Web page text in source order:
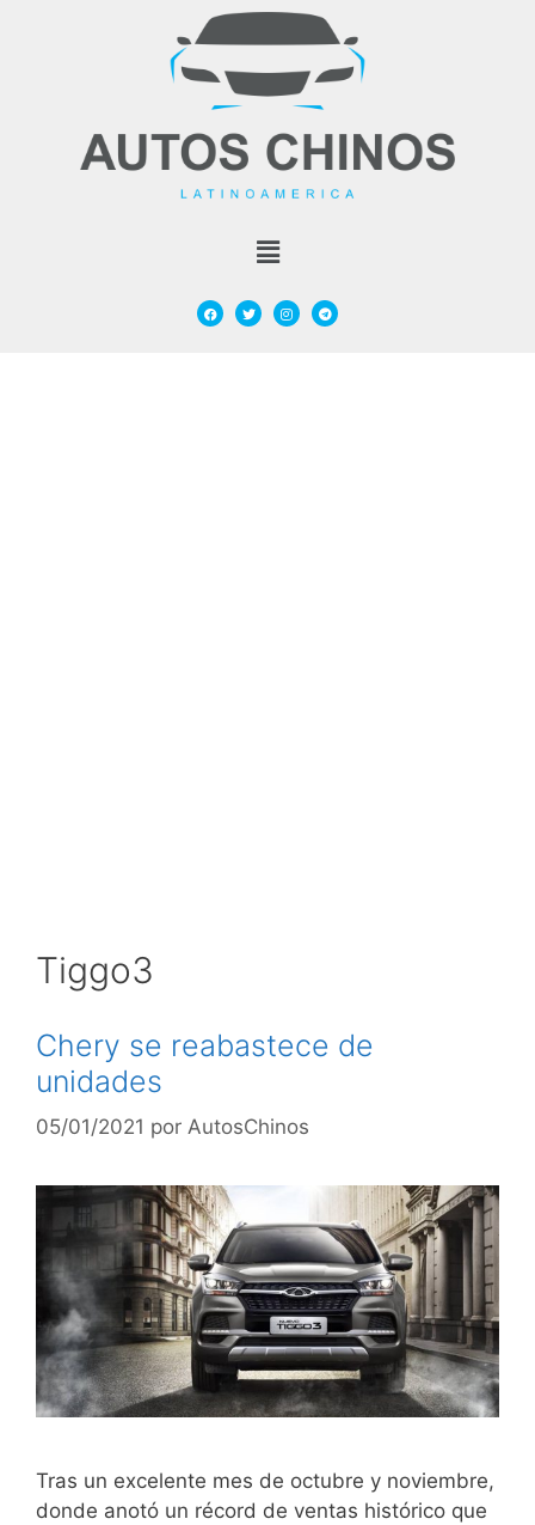
Tiggo3
Chery se reabastece de
unidades
05/01/2021 por AutosChinos
Tras un excelente mes de octubre y noviembre,
donde anotó un récord de ventas histórico que